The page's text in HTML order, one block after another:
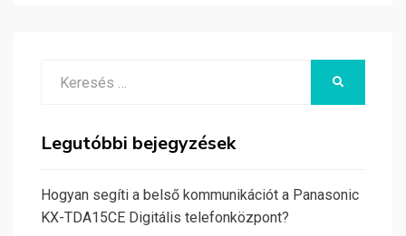
Legutóbbi bejegyzések
Hogyan segíti a belső kommunikációt a Panasonic
KX-TDA15CE Digitális telefonközpont?